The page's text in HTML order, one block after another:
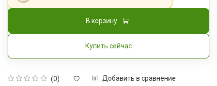
(0) Добавить в сравнение
В корзину
Купить сейчас